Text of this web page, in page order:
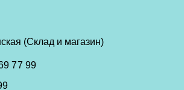
(Склад и магазин)
77 99